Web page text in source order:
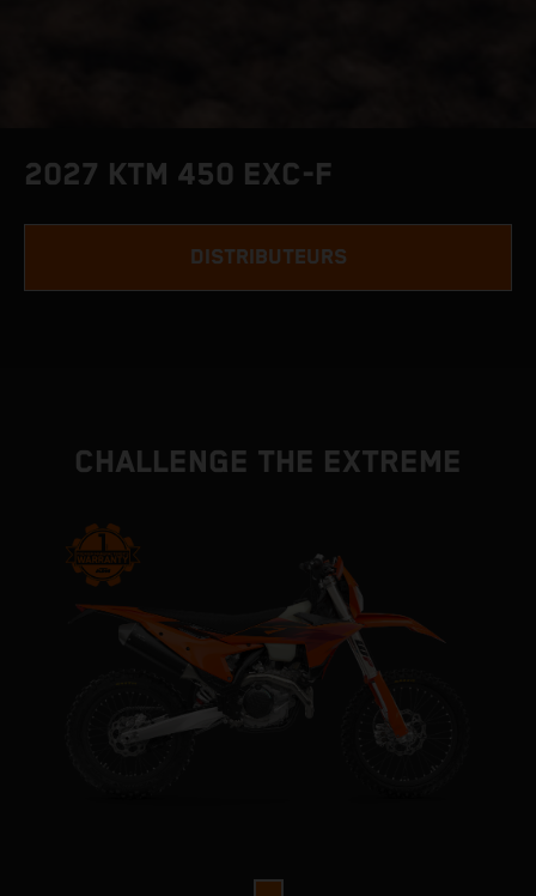
2027 KTM 450 EXC-F
DISTRIBUTEURS
CHALLENGE THE EXTREME